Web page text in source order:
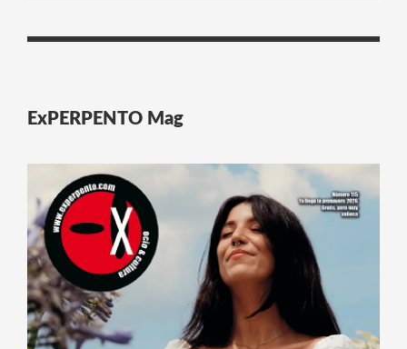
ExPERPENTO Mag